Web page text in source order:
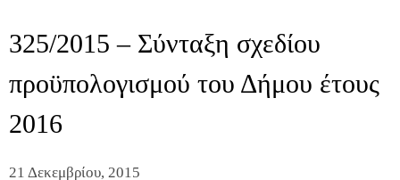
325/2015 – Σύνταξη σχεδίου
προϋπολογισμού του Δήμου έτους
2016
21 Δεκεμβρίου, 2015